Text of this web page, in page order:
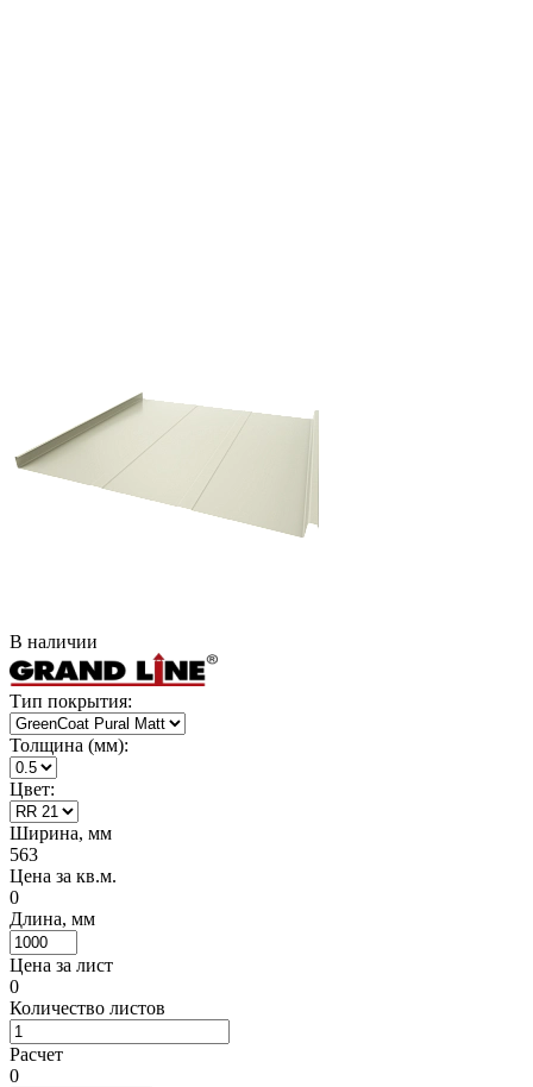
В наличии
Тип покрытия:
Толщина (мм):
Цвет:
Ширина, мм
563
Цена за кв.м.
0
Длина, мм
Цена за лист
0
Количество листов
Расчет
0